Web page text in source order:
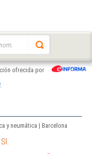
ofrecida por
y neumática | Barcelona